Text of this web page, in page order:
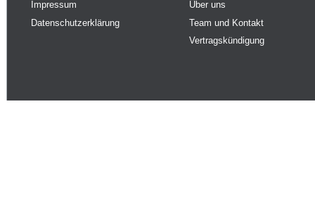
Impressum
Datenschutzerklärung
Über uns
Team und Kontakt
Vertragskündigung